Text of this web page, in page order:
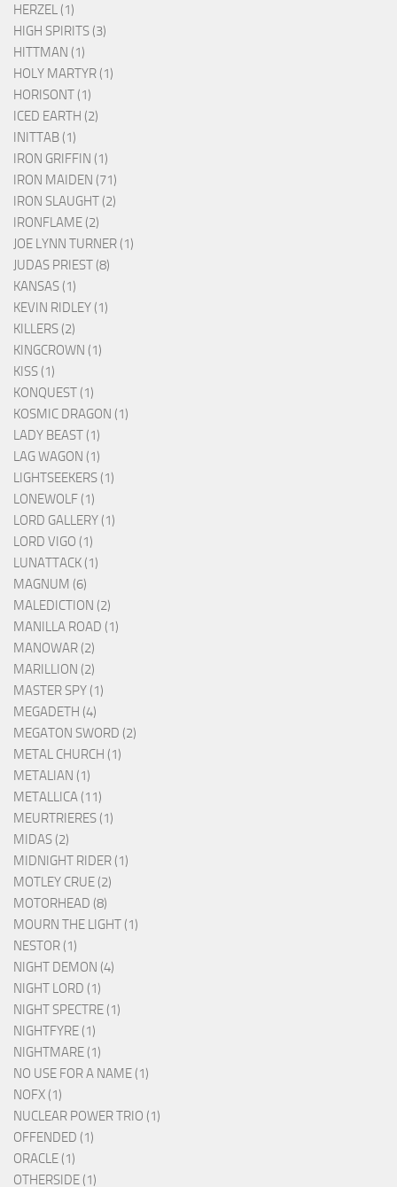
HERZEL (1)
HIGH SPIRITS (3)
HITTMAN (1)
HOLY MARTYR (1)
HORISONT (1)
ICED EARTH (2)
INITTAB (1)
IRON GRIFFIN (1)
IRON MAIDEN (71)
IRON SLAUGHT (2)
IRONFLAME (2)
JOE LYNN TURNER (1)
JUDAS PRIEST (8)
KANSAS (1)
KEVIN RIDLEY (1)
KILLERS (2)
KINGCROWN (1)
KISS (1)
KONQUEST (1)
KOSMIC DRAGON (1)
LADY BEAST (1)
LAG WAGON (1)
LIGHTSEEKERS (1)
LONEWOLF (1)
LORD GALLERY (1)
LORD VIGO (1)
LUNATTACK (1)
MAGNUM (6)
MALEDICTION (2)
MANILLA ROAD (1)
MANOWAR (2)
MARILLION (2)
MASTER SPY (1)
MEGADETH (4)
MEGATON SWORD (2)
METAL CHURCH (1)
METALIAN (1)
METALLICA (11)
MEURTRIERES (1)
MIDAS (2)
MIDNIGHT RIDER (1)
MOTLEY CRUE (2)
MOTORHEAD (8)
MOURN THE LIGHT (1)
NESTOR (1)
NIGHT DEMON (4)
NIGHT LORD (1)
NIGHT SPECTRE (1)
NIGHTFYRE (1)
NIGHTMARE (1)
NO USE FOR A NAME (1)
NOFX (1)
NUCLEAR POWER TRIO (1)
OFFENDED (1)
ORACLE (1)
OTHERSIDE (1)